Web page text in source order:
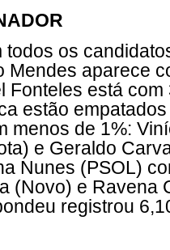
todos os
Mendes aparece
Fonteles está
estão
menos de 1%:
e Geraldo
Nunes (PSOL)
(Novo) e Ravena
registrou